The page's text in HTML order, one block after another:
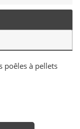
poêles à pellets